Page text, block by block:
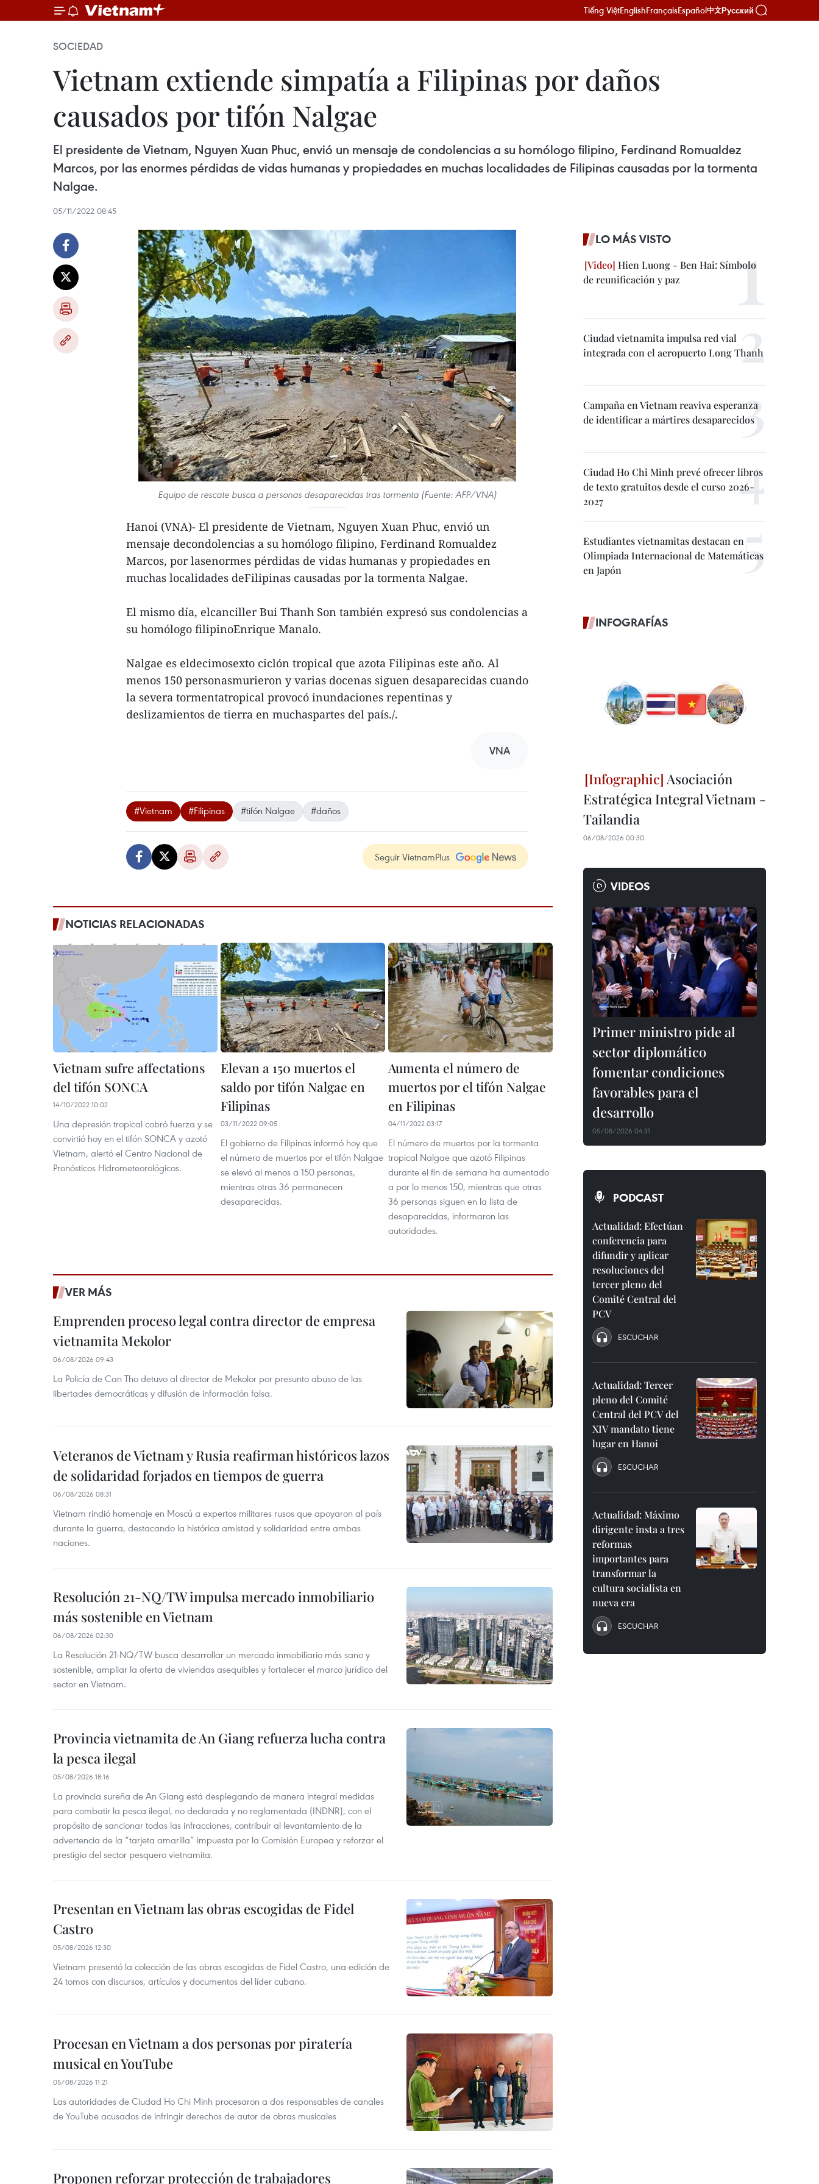
Tiếng ViệtEnglishFrançaisEspañol中文Русский
SOCIEDAD
Vietnam extiende simpatía a Filipinas por daños
causados por tifón Nalgae
El presidente de Vietnam, Nguyen Xuan Phuc, envió un mensaje de condolencias a su homólogo filipino, Ferdinand Romualdez
Marcos, por las enormes pérdidas de vidas humanas y propiedades en muchas localidades de Filipinas causadas por la tormenta
Nalgae.
05/11/2022 08:45
Equipo de rescate busca a personas desaparecidas tras tormenta (Fuente: AFP/VNA)
Hanoi (VNA)- El presidente de Vietnam, Nguyen Xuan Phuc, envió un
mensaje decondolencias a su homólogo filipino, Ferdinand Romualdez
Marcos, por lasenormes pérdidas de vidas humanas y propiedades en
muchas localidades deFilipinas causadas por la tormenta Nalgae.
El mismo día, elcanciller Bui Thanh Son también expresó sus condolencias a
su homólogo filipinoEnrique Manalo.
Nalgae es eldecimosexto ciclón tropical que azota Filipinas este año. Al
menos 150 personasmurieron y varias docenas siguen desaparecidas cuando
la severa tormentatropical provocó inundaciones repentinas y
deslizamientos de tierra en muchaspartes del país./.
VNA
#Vietnam #Filipinas #tifón Nalgae #daños
Seguir VietnamPlus
NOTICIAS RELACIONADAS
Vietnam sufre affectations
del tifón SONCA
14/10/2022 10:02
Una depresión tropical cobró fuerza y se
convirtió hoy en el tifón SONCA y azotó
Vietnam, alertó el Centro Nacional de
Pronósticos Hidrometeorológicos.
Elevan a 150 muertos el
saldo por tifón Nalgae en
Filipinas
03/11/2022 09:05
El gobierno de Filipinas informó hoy que
el número de muertos por el tifón Nalgae
se elevó al menos a 150 personas,
mientras otras 36 permanecen
desaparecidas.
Aumenta el número de
muertos por el tifón Nalgae
en Filipinas
04/11/2022 03:17
El número de muertos por la tormenta
tropical Nalgae que azotó Filipinas
durante el fin de semana ha aumentado
a por lo menos 150, mientras que otras
36 personas siguen en la lista de
desaparecidas, informaron las
autoridades.
VER MÁS
Emprenden proceso legal contra director de empresa
vietnamita Mekolor
06/08/2026 09:43
La Policía de Can Tho detuvo al director de Mekolor por presunto abuso de las
libertades democráticas y difusión de información falsa.
Veteranos de Vietnam y Rusia reafirman históricos lazos
de solidaridad forjados en tiempos de guerra
06/08/2026 08:31
Vietnam rindió homenaje en Moscú a expertos militares rusos que apoyaron al país
durante la guerra, destacando la histórica amistad y solidaridad entre ambas
naciones.
Resolución 21-NQ/TW impulsa mercado inmobiliario
más sostenible en Vietnam
06/08/2026 02:30
La Resolución 21-NQ/TW busca desarrollar un mercado inmobiliario más sano y
sostenible, ampliar la oferta de viviendas asequibles y fortalecer el marco jurídico del
sector en Vietnam.
Provincia vietnamita de An Giang refuerza lucha contra
la pesca ilegal
05/08/2026 18:16
La provincia sureña de An Giang está desplegando de manera integral medidas
para combatir la pesca ilegal, no declarada y no reglamentada (INDNR), con el
propósito de sancionar todas las infracciones, contribuir al levantamiento de la
advertencia de la “tarjeta amarilla” impuesta por la Comisión Europea y reforzar el
prestigio del sector pesquero vietnamita.
Presentan en Vietnam las obras escogidas de Fidel
Castro
05/08/2026 12:30
Vietnam presentó la colección de las obras escogidas de Fidel Castro, una edición de
24 tomos con discursos, artículos y documentos del líder cubano.
Procesan en Vietnam a dos personas por piratería
musical en YouTube
05/08/2026 11:21
Las autoridades de Ciudad Ho Chi Minh procesaron a dos responsables de canales
de YouTube acusados de infringir derechos de autor de obras musicales
Proponen reforzar protección de trabajadores
LO MÁS VISTO
Hien Luong - Ben Hai: Símbolo
de reunificación y paz
Ciudad vietnamita impulsa red vial
integrada con el aeropuerto Long Thanh
Campaña en Vietnam reaviva esperanza
de identificar a mártires desaparecidos
Ciudad Ho Chi Minh prevé ofrecer libros
de texto gratuitos desde el curso 2026-
2027
Estudiantes vietnamitas destacan en
Olimpiada Internacional de Matemáticas
en Japón
INFOGRAFÍAS
Asociación
Estratégica Integral Vietnam -
Tailandia
06/08/2026 00:30
VIDEOS
Primer ministro pide al
sector diplomático
fomentar condiciones
favorables para el
desarrollo
05/08/2026 04:31
PODCAST
Actualidad: Efectúan
conferencia para
difundir y aplicar
resoluciones del
tercer pleno del
Comité Central del
PCV
ESCUCHAR
Actualidad: Tercer
pleno del Comité
Central del PCV del
XIV mandato tiene
lugar en Hanoi
ESCUCHAR
Actualidad: Máximo
dirigente insta a tres
reformas
importantes para
transformar la
cultura socialista en
nueva era
ESCUCHAR